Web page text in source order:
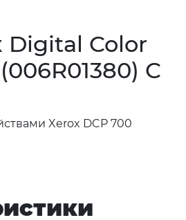
Digital Color
C
Xerox DCP 700